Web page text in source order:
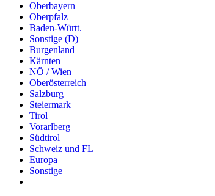
Oberbayern
Oberpfalz
Baden-Württ.
Sonstige (D)
Burgenland
Kärnten
NÖ / Wien
Oberösterreich
Salzburg
Steiermark
Tirol
Vorarlberg
Südtirol
Schweiz und FL
Europa
Sonstige